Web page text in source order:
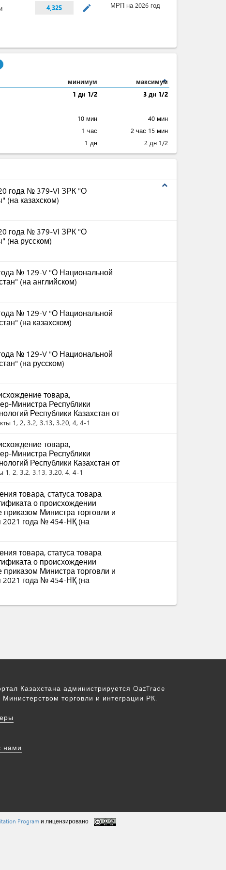
4,325 mode_edit МРП на 2026 год
expand_less
минимум
максимум
1 дн 1/2
3 дн 1/2
10 мин
40 мин
1 час
2 час 15 мин
1 дн 2 дн 1/2
expand_less
года № 379-VІ ЗРК "О
(на казахском)
года № 379-VІ ЗРК "О
(на русском)
года № 129-V "О Национальной
(на английском)
года № 129-V "О Национальной
(на казахском)
года № 129-V "О Национальной
(на русском)
товара,
Министра Республики
Республики Казахстан от
1, 2, 3.2, 3.13, 3.20, 4, 4-1
товара,
Министра Республики
Республики Казахстан от
1, 2, 3.2, 3.13, 3.20, 4, 4-1
товара, статуса товара
о происхождении
приказом Министра торговли и
2021 года № 454-НҚ (на
товара, статуса товара
о происхождении
приказом Министра торговли и
2021 года № 454-НҚ (на
Казахстана администрируется QazTrade
торговли и интеграции РК.
нами
Programи лицензировано